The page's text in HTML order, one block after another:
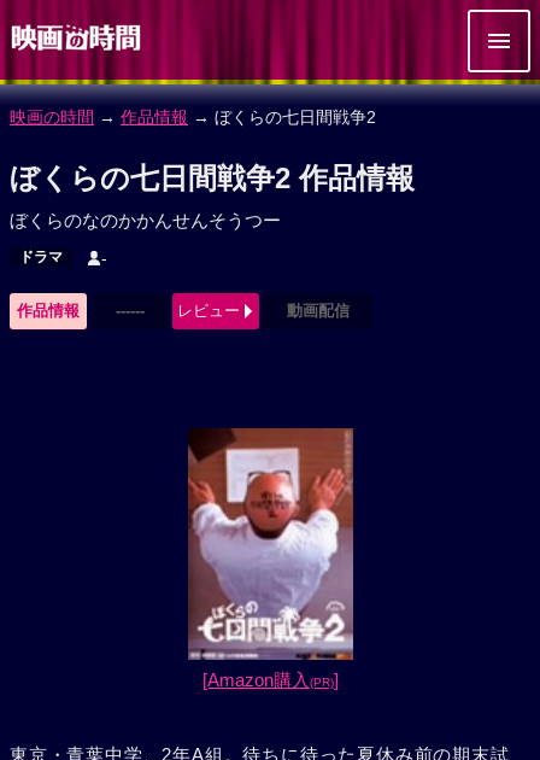
映画の時間 → 作品情報 → ぼくらの七日間戦争2
ぼくらの七日間戦争2 作品情報
ぼくらのなのかかんせんそうつー
ドラマ -
作品情報 ------ レビュー 動画配信
[Amazon購入 (PR)]
東京・青葉中学、2年A組。待ちに待った夏休み前の期末試